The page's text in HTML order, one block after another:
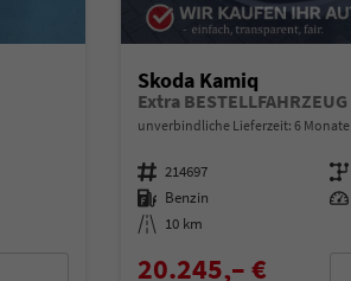
Skoda Kamiq
unverbindliche Lieferzeit:6 Monate
Fahrzeugnummer 214697 Getriebe
Kraftstoff Benzin Leistung
Kilometerstand 10 km
20.245,– €